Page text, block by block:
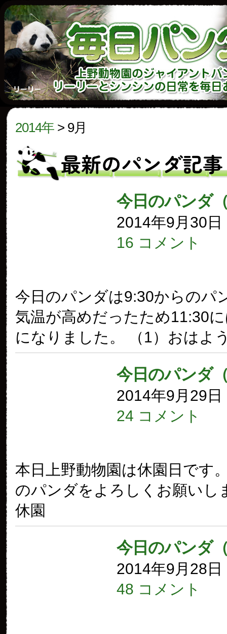
2014年 > 9月
最新のパンダ記事
今日のパンダ
2014年9月30日
16 コメント
今日のパンダは9:30からのパ
気温が高めだったため11:30
になりました。 （1）おはよ
今日のパンダ
2014年9月29日
24 コメント
本日上野動物園は休園日です
のパンダをよろしくお願いし
休園
今日のパンダ
2014年9月28日
48 コメント